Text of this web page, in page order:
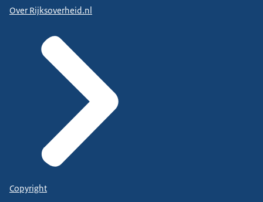
Over Rijksoverheid.nl
Copyright